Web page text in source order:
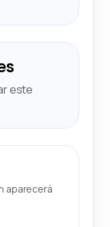
este
aparecerá